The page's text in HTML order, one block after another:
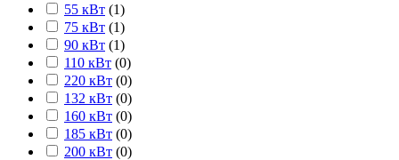
55 кВт (1)
75 кВт (1)
90 кВт (1)
110 кВт (0)
220 кВт (0)
132 кВт (0)
160 кВт (0)
185 кВт (0)
200 кВт (0)